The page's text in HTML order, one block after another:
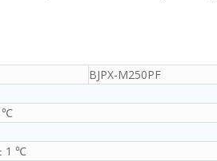
BJPX-M250PF
℃
1 ℃